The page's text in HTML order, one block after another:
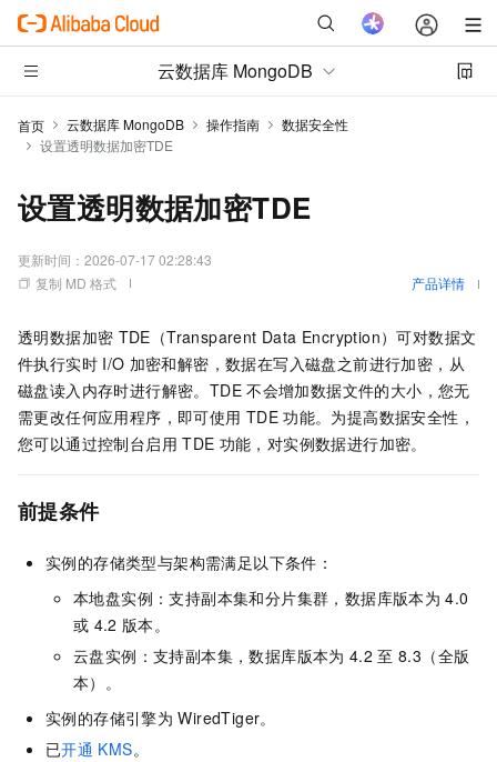
云数据库 MongoDB
首页 云数据库 MongoDB 操作指南
数据安全性
设置透明数据加密TDE
设置透明数据加密TDE
更新时间： 2026-07-17 02:28:43
复制 MD 格式
产品详情
透明数据加密 TDE（Transparent Data Encryption）可对数据文
件执行实时 I/O 加密和解密，数据在写入磁盘之前进行加密，从
磁盘读入内存时进行解密。TDE 不会增加数据文件的大小，您无
需更改任何应用程序，即可使用 TDE 功能。为提高数据安全性，
您可以通过控制台启用 TDE 功能，对实例数据进行加密。
前提条件
实例的存储类型与架构需满足以下条件：
本地盘实例：支持副本集和分片集群，数据库版本为 4.0
或 4.2 版本。
云盘实例：支持副本集，数据库版本为 4.2 至 8.3（全版
本）。
实例的存储引擎为 WiredTiger。
已开通 KMS。